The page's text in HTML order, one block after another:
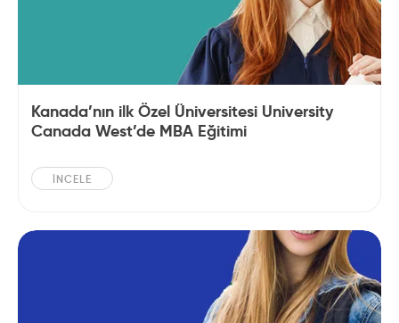
Kanada’nın ilk Özel Üniversitesi University
Canada West’de MBA Eğitimi
İNCELE